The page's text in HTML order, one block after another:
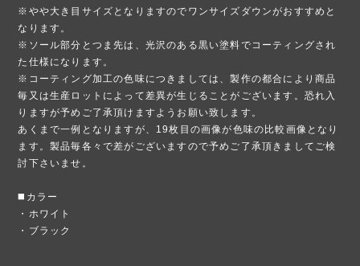
※やや大き目サイズとなりますのでワンサイズダウンがおすすめと
なります。
※ソール部分とつま先は、光沢のある黒い塗料でコーティングされ
た仕様になります。
※コーティング加工の色味につきましては、製作の都合により商品
毎又は生産ロットによって差異が生じることがございます。恐れ入
りますが予めご了承頂けますようお願い致します。
あくまで一例となりますが、19枚目の画像が色味の比較画像となり
ます。製品毎各々で差がございますので予めご了承頂きましてご検
討下さいませ。
◼️カラー
・ホワイト
・ブラック